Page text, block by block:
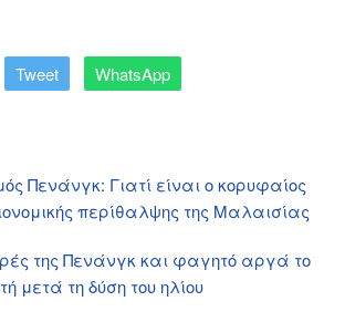
Tweet WhatsApp
Πενάνγκ: Γιατί είναι ο κορυφαίος
περίθαλψης της Μαλαισίας
της Πενάνγκ και φαγητό αργά το
μετά τη δύση του ηλίου